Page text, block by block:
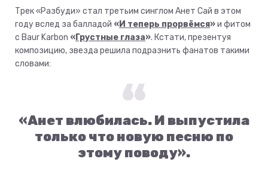
Трек «Разбуди» стал третьим синглом Анет Сай в этом
году вслед за балладой «И теперь прорвёмся»и фитом
с Baur Karbon «Грустные глаза». Кстати, презентуя
композицию, звезда решила подразнить фанатов такими
словами:
«Анет влюбилась. И выпустила
только что новую песню по
этому поводу».